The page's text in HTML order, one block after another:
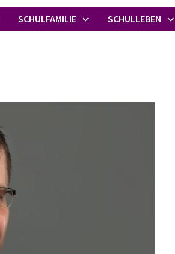
SCHULFAMILIE SCHULLEBEN